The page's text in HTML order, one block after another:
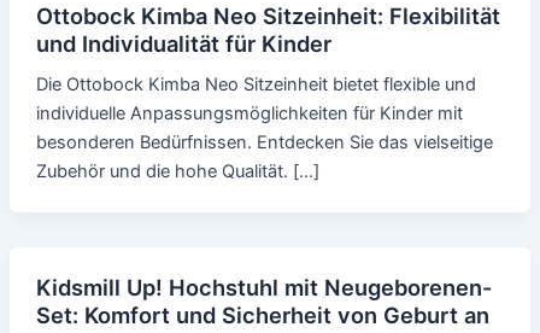
Ottobock Kimba Neo Sitzeinheit: Flexibilität
und Individualität für Kinder
Die Ottobock Kimba Neo Sitzeinheit bietet flexible und
individuelle Anpassungsmöglichkeiten für Kinder mit
besonderen Bedürfnissen. Entdecken Sie das vielseitige
Zubehör und die hohe Qualität. […]
Kidsmill Up! Hochstuhl mit Neugeborenen-
Set: Komfort und Sicherheit von Geburt an